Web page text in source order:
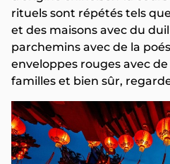
rituels sont répétés tels
et des maisons avec du
parchemins avec de la
enveloppes rouges avec
familles et bien sûr,